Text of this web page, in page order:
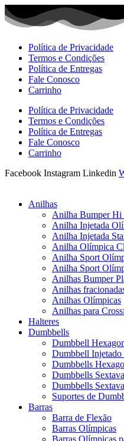
Ir
para
Política de Privacidade
Termos e Condições
Política de Entregas
Fale Conosco
Carrinho
Política de Privacidade
Termos e Condições
Política de Entregas
Fale Conosco
Carrinho
Facebook Instagram Linkedin
Anilhas
Anilha Bumper Hi
Anilha Injetada
Anilha Injetada
Anilha Olímpica
Anilha Sport
Anilha Sport
Anilhas Bumper
Anilhas
Anilhas Olímpicas
Anilhas para
Halteres
Dumbbells
Dumbbell
Dumbbell
Dumbbells
Dumbbells
Dumbbells
Suportes de
Barras
Barra de Flexão
Barras Olímpicas